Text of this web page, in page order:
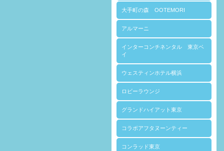
大手町の森 OOTEMORI
アルマーニ
インターコンチネンタル 東京ベ
イ
ウェスティンホテル横浜
ロビーラウンジ
グランドハイアット東京
コラボアフタヌーンティー
コンラッド東京